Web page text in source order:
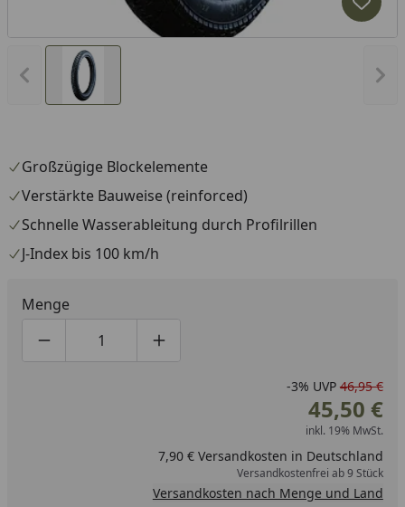
Vorheriges Bild anzeigen
Großzügige Blockelemente
Verstärkte Bauweise (reinforced)
Schnelle Wasserableitung durch Profilrillen
J-Index bis 100 km/h
Menge
Produktmenge um eins verringern
Produktmenge manuell eingeben
Produktmenge um eins erhöhen
-3% UVP 46,95 €
45,50 €
inkl. 19% MwSt.
7,90 € Versandkosten in Deutschland
Versandkostenfrei ab 9 Stück
Versandkosten nach Menge und Land